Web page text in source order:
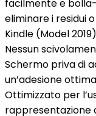
facilmente e
eliminare i residui
Kindle (Model 2019)
Nessun
Schermo priva di
un’adesione
Ottimizzato per
rappresentazione